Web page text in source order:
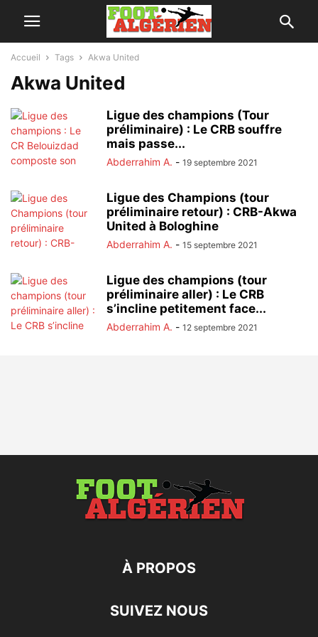
Accueil Tags Akwa United
Akwa United
Ligue des champions (Tour
préliminaire) : Le CRB souffre
mais passe...
Abderrahim A. - 19 septembre 2021
Ligue des Champions (tour
préliminaire retour) : CRB-Akwa
United à Bologhine
Abderrahim A. - 15 septembre 2021
Ligue des champions (tour
préliminaire aller) : Le CRB
s’incline petitement face...
Abderrahim A. - 12 septembre 2021
À PROPOS
SUIVEZ NOUS